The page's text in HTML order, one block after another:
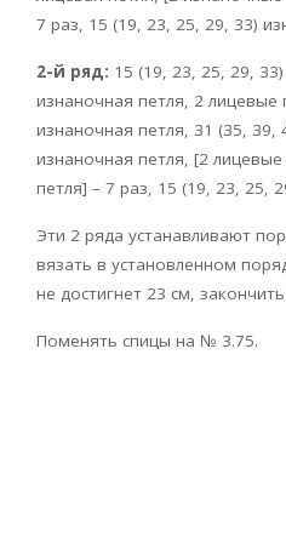
7 раз, 15 (19, 23, 25, 29, 33)
2-й ряд: 15 (19, 23, 25, 29,
изнаночная петля, 2 лицевые
изнаночная петля, 31 (35, 39,
изнаночная петля, [2
петля] – 7 раз, 15 (19, 23, 25,
Эти 2 ряда устанавливают
вязать в установленном
не достигнет 23 см,
Поменять спицы на № 3.75.